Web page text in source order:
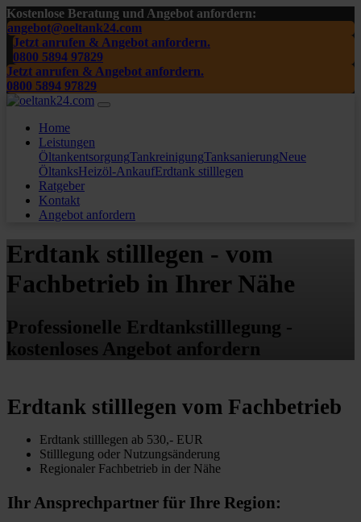
Kostenlose Beratung und Angebot anfordern:
angebot@oeltank24.com
Jetzt anrufen & Angebot anfordern.
0800 5894 97829
Jetzt anrufen & Angebot anfordern.
0800 5894 97829
Home
Leistungen
ÖltankentsorgungTankreinigungTanksanierungNeue
ÖltanksHeizöl-AnkaufErdtank stilllegen
Ratgeber
Kontakt
Angebot anfordern
Erdtank stilllegen - vom
Fachbetrieb in Ihrer Nähe
Professionelle Erdtankstilllegung -
kostenloses Angebot anfordern
Erdtank stilllegen vom Fachbetrieb
Erdtank stilllegen ab 530,- EUR
Stilllegung oder Nutzungsänderung
Regionaler Fachbetrieb in der Nähe
Ihr Ansprechpartner für Ihre Region: